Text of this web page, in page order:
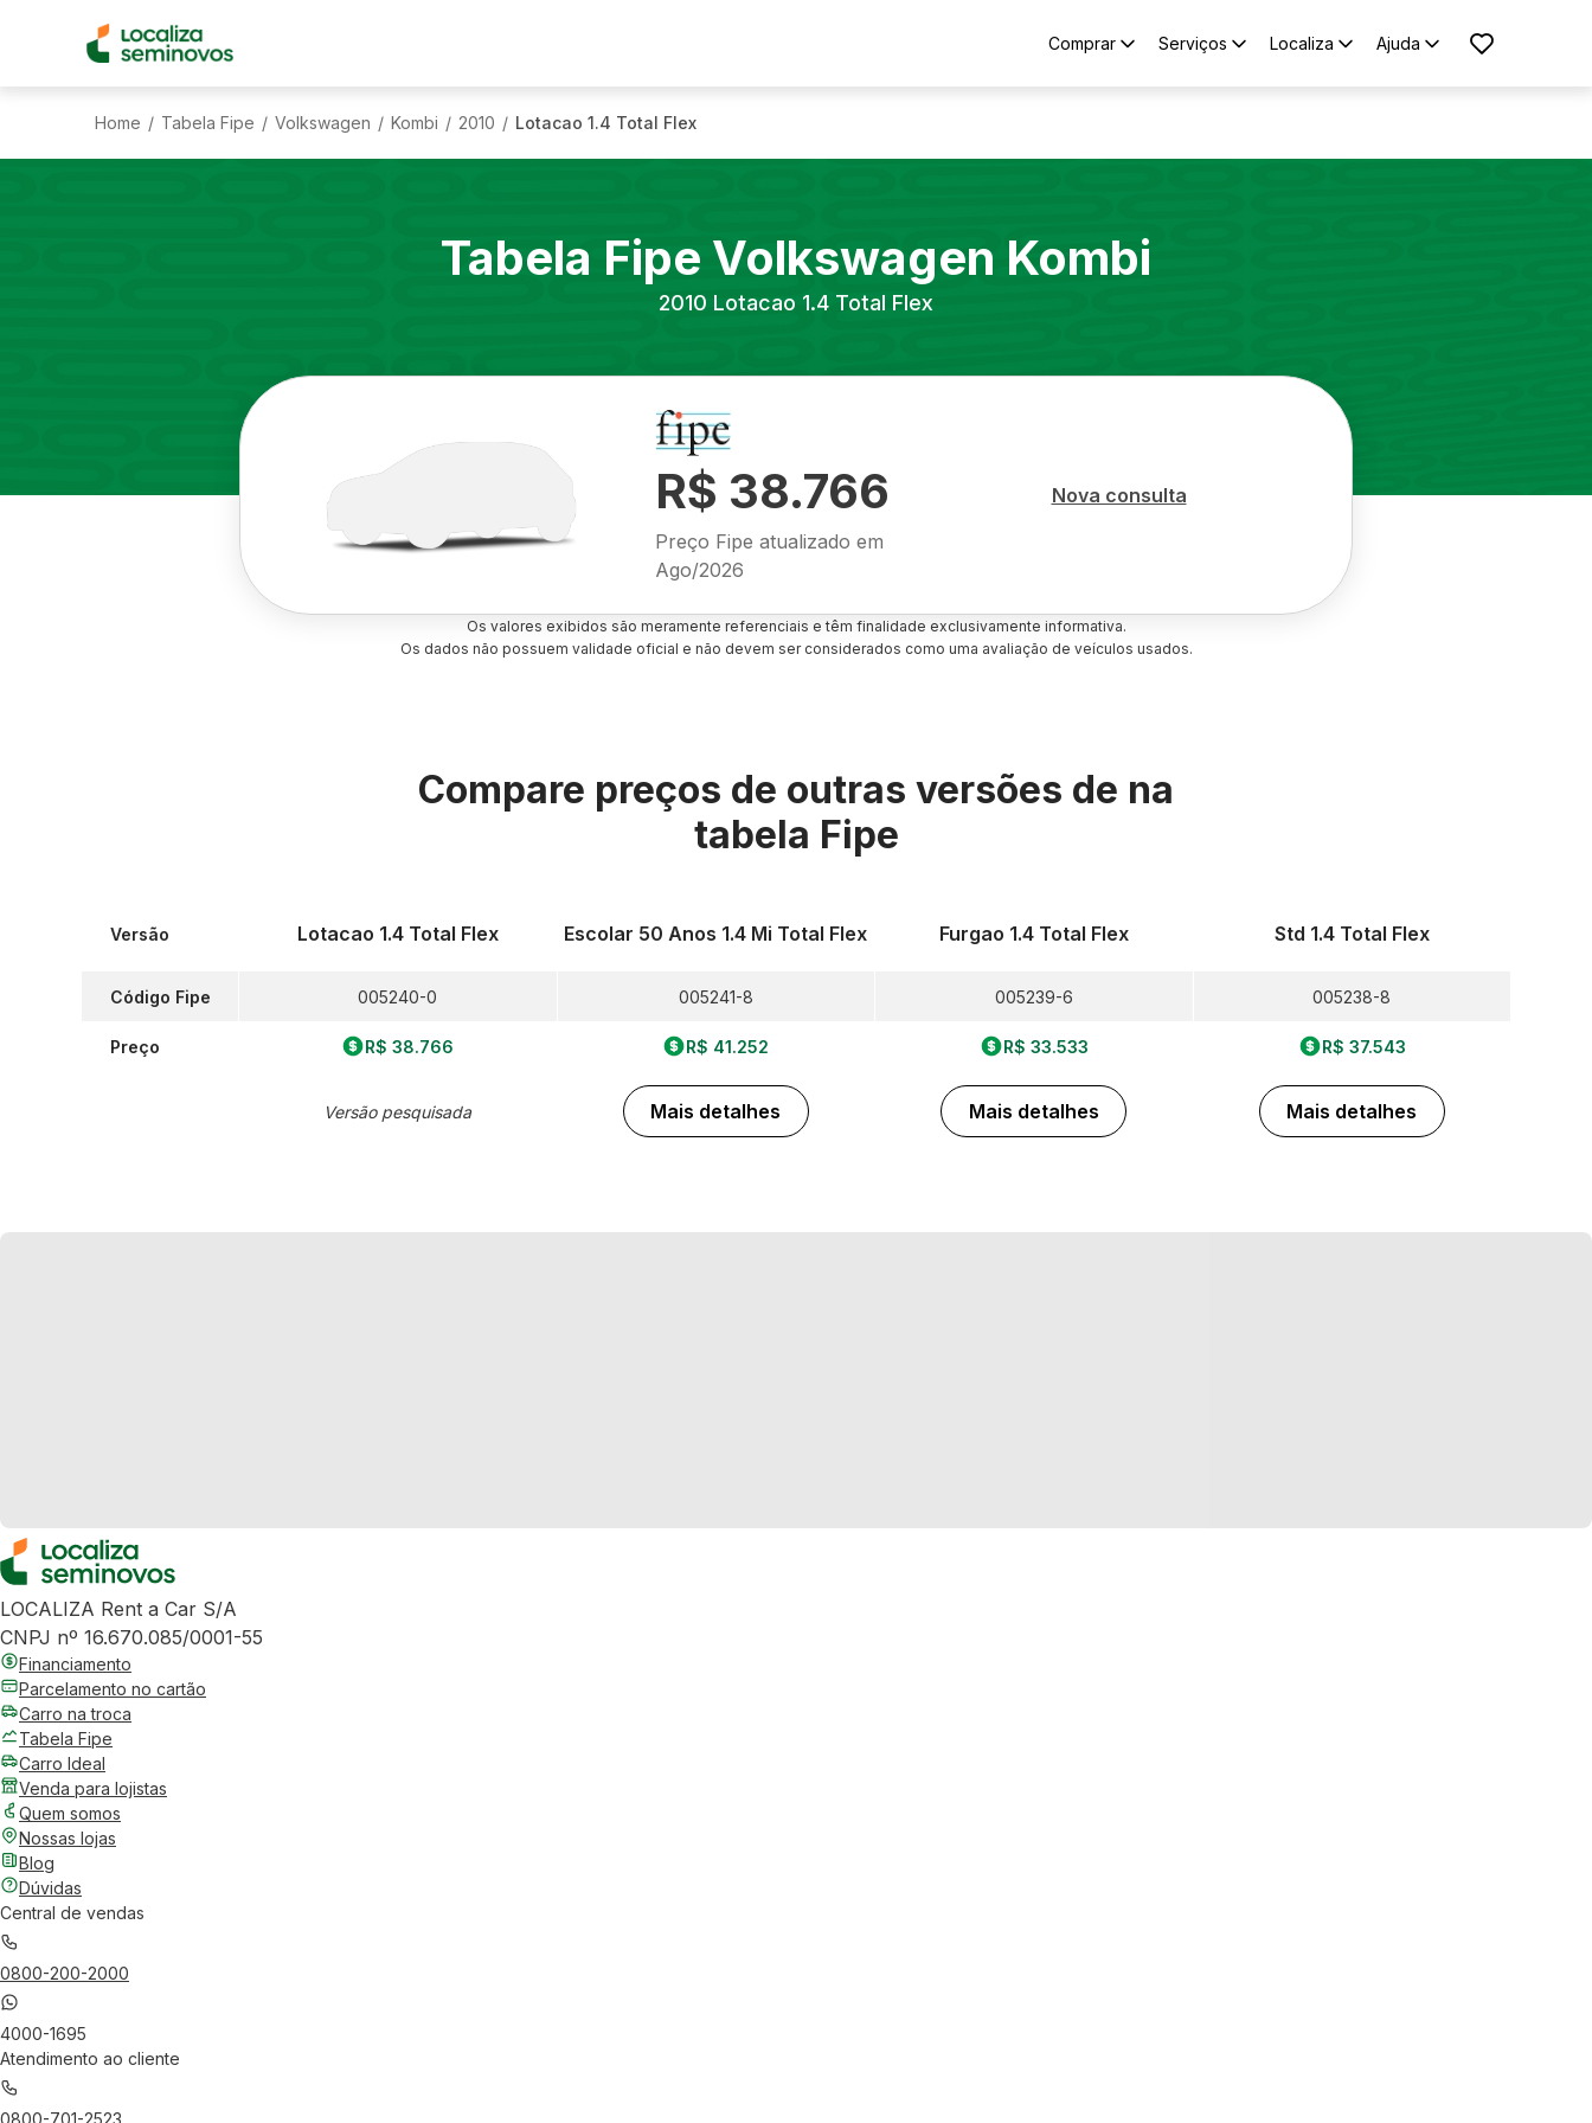
Comprar Serviços Localiza Ajuda
Home / Tabela Fipe / Volkswagen / Kombi / 2010 / Lotacao 1.4 Total Flex
Tabela Fipe Volkswagen Kombi
2010 Lotacao 1.4 Total Flex
R$ 38.766
Preço Fipe atualizado em
Ago/2026
Nova consulta
Os valores exibidos são meramente referenciais e têm finalidade exclusivamente informativa.
Os dados não possuem validade oficial e não devem ser considerados como uma avaliação de veículos usados.
Compare preços de outras versões de na
tabela Fipe
Versão
Código Fipe
Preço
Lotacao 1.4 Total Flex
005240-0
R$ 38.766
Versão pesquisada
Escolar 50 Anos 1.4 Mi Total Flex
005241-8
R$ 41.252
Mais detalhes
Furgao 1.4 Total Flex
005239-6
R$ 33.533
Mais detalhes
Std 1.4 Total Flex
005238-8
R$ 37.543
Mais detalhes
LOCALIZA Rent a Car S/A
CNPJ nº 16.670.085/0001-55
Financiamento
Parcelamento no cartão
Carro na troca
Tabela Fipe
Carro Ideal
Venda para lojistas
Quem somos
Nossas lojas
Blog
Dúvidas
Central de vendas
0800-200-2000
4000-1695
Atendimento ao cliente
0800-701-2523